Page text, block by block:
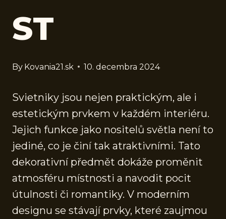
ST
By Kovania21.sk 10. decembra 2024
Svietniky jsou nejen praktickým, ale i
estetickým prvkem v každém interiéru.
Jejich funkce jako nositelů světla není to
jediné, co je činí tak atraktivními. Tato
dekorativní předmět dokáže proměnit
atmosféru místnosti a navodit pocit
útulnosti či romantiky. V moderním
designu se stávají prvky, které zaujmou